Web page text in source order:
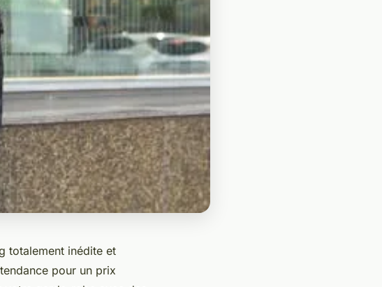
totalement inédite et
pour un prix